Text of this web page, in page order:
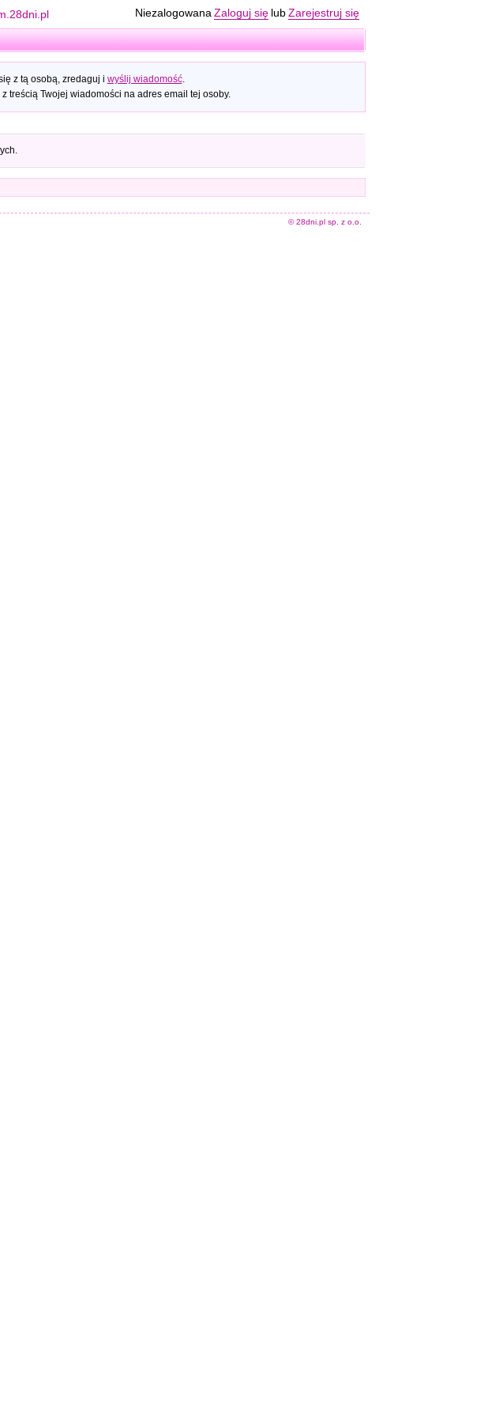
Niezalogowana Zaloguj się lub Zarejestruj się
z tą osobą, zredaguj i wyślij wiadomość.
treścią Twojej wiadomości na adres email tej osoby.
© 28dni.pl sp. z o.o.